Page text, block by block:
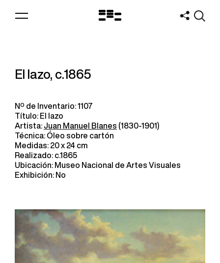
Logo
El lazo, c.1865
Nº de Inventario: 1107
Título: El lazo
Artista: Juan Manuel Blanes (1830-1901)
Técnica: Óleo sobre cartón
Medidas: 20 x 24 cm
Realizado: c.1865
Ubicación: Museo Nacional de Artes Visuales
Exhibición: No